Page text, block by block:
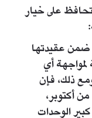
على خيار
ضمن عقيدتها
لمواجهة أي
ذلك، فإن
أكتوبر،
الوحدات